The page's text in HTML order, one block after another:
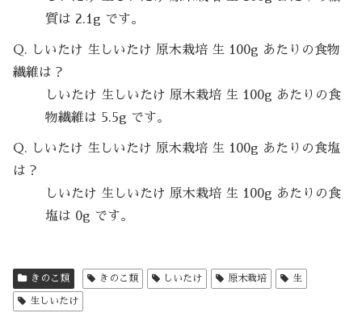
質は 2.1g です。
Q. しいたけ 生しいたけ 原木栽培 生 100g あたりの食物
繊維は？
しいたけ 生しいたけ 原木栽培 生 100g あたりの食
物繊維は 5.5g です。
Q. しいたけ 生しいたけ 原木栽培 生 100g あたりの食塩
は？
しいたけ 生しいたけ 原木栽培 生 100g あたりの食
塩は 0g です。
きのこ類 きのこ類 しいたけ 原木栽培 生
生しいたけ